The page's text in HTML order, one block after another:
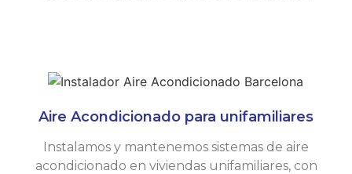
Aire Acondicionado para unifamiliares
Instalamos y mantenemos sistemas de aire
acondicionado en viviendas unifamiliares, con